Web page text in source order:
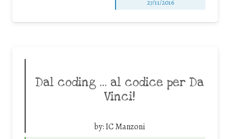
27/11/2016
Dal coding … al codice per Da
Vinci!
by:IC Manzoni